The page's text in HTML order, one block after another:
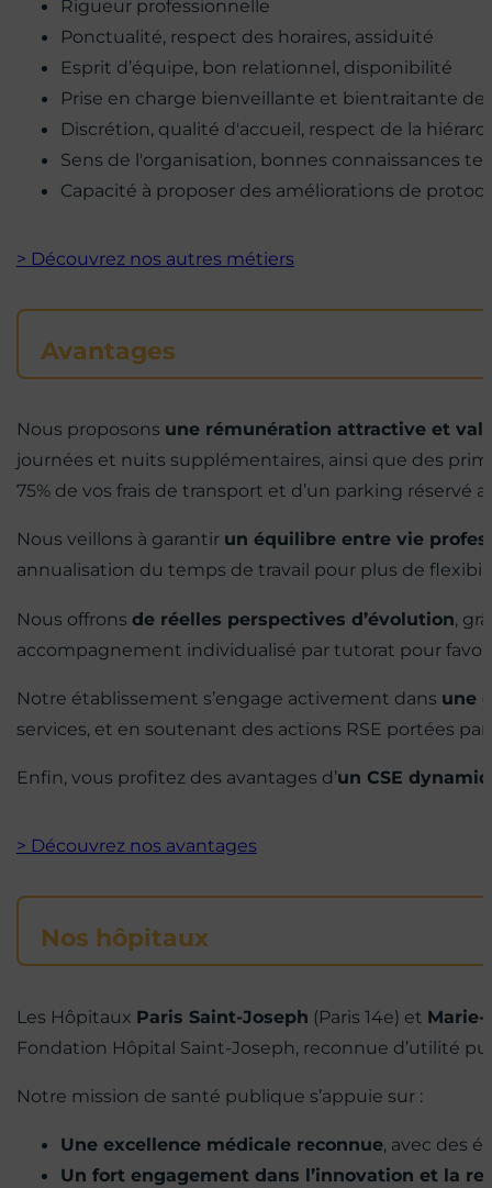
Rigueur professionnelle
Ponctualité, respect des horaires, assiduité
Esprit d’équipe, bon relationnel, disponibilité
Prise en charge bienveillante et bientraitante
Discrétion, qualité d'accueil, respect de la
Sens de l'organisation, bonnes connaissances
Capacité à proposer des améliorations de
> Découvrez nos autres métiers
Avantages
Nous proposons une rémunération attractive et
journées et nuits supplémentaires, ainsi que des
75% de vos frais de transport et d’un parking réservé
Nous veillons à garantir un équilibre entre vie
annualisation du temps de travail pour plus de
Nous offrons de réelles perspectives d’évolution,
accompagnement individualisé par tutorat pour
Notre établissement s’engage activement dans une
services, et en soutenant des actions RSE portées
Enfin, vous profitez des avantages d’un CSE
> Découvrez nos avantages
Nos hôpitaux
Les Hôpitaux Paris Saint-Joseph (Paris 14e) et Marie-
Fondation Hôpital Saint-Joseph, reconnue d’utilité
Notre mission de santé publique s’appuie sur :
Une excellence médicale reconnue, avec des
Un fort engagement dans l’innovation et la